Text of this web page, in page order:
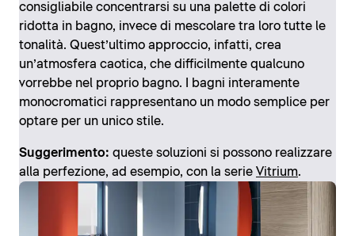
consigliabile concentrarsi su una palette di colori
ridotta in bagno, invece di mescolare tra loro tutte le
tonalità. Quest’ultimo approccio, infatti, crea
un’atmosfera caotica, che difficilmente qualcuno
vorrebbe nel proprio bagno. I bagni interamente
monocromatici rappresentano un modo semplice per
optare per un unico stile.
Suggerimento: queste soluzioni si possono realizzare
alla perfezione, ad esempio, con la serie Vitrium.